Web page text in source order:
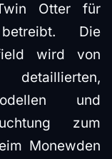
Otter für
betreibt. Die
wird von
und
zum
Monewden